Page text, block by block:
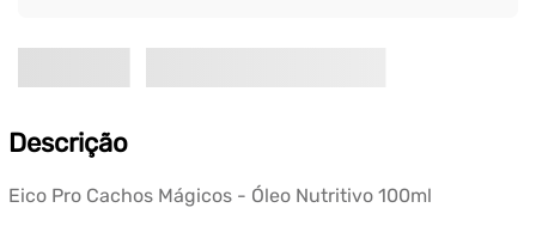
Descrição
Eico Pro Cachos Mágicos - Óleo Nutritivo 100ml